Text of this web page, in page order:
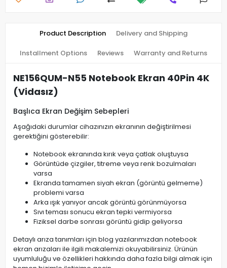
Product Description Delivery and Shipping
Installment Options Reviews Warranty and Returns
NE156QUM-N55 Notebook Ekran 40Pin 4K
(Vidasız)
Başlıca Ekran Değişim Sebepleri
Aşağıdaki durumlar cihazınızın ekranının değiştirilmesi
gerektiğini gösterebilir:
Notebook ekranında kırık veya çatlak oluştuysa
Görüntüde çizgiler, titreme veya renk bozulmaları
varsa
Ekranda tamamen siyah ekran (görüntü gelmeme)
problemi varsa
Arka ışık yanıyor ancak görüntü görünmüyorsa
Sıvı teması sonucu ekran tepki vermiyorsa
Fiziksel darbe sonrası görüntü gidip geliyorsa
Detaylı arıza tanımları için blog yazılarımızdan notebook
ekran arızaları ile ilgili makalemizi okuyabilirsiniz. Ürünün
uyumluluğu ve özellikleri hakkında daha fazla bilgi almak için